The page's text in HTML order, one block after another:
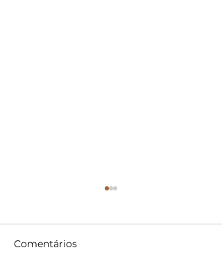
Comentários